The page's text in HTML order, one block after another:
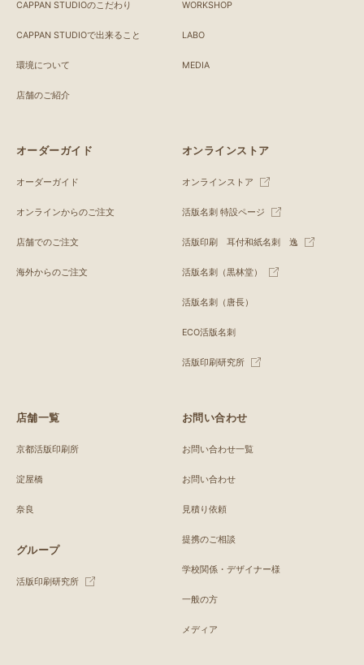
CAPPAN STUDIOのこだわり
CAPPAN STUDIOで出来ること
環境について
店舗のご紹介
WORKSHOP
LABO
MEDIA
オーダーガイド
オーダーガイド
オンラインからのご注文
店舗でのご注文
海外からのご注文
オンラインストア
オンラインストア
活版名刺 特設ページ
活版印刷 耳付和紙名刺 逸
活版名刺（黒林堂）
活版名刺（唐長）
ECO活版名刺
活版印刷研究所
店舗一覧
京都活版印刷所
淀屋橋
奈良
グループ
活版印刷研究所
お問い合わせ
お問い合わせ一覧
お問い合わせ
見積り依頼
提携のご相談
学校関係・デザイナー様
一般の方
メディア